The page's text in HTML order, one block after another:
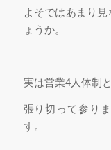
よそではあまり
ょうか。
実は営業4人体制
張り切って参り
す。